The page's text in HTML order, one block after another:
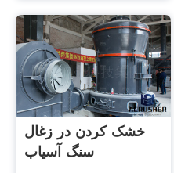
خشک کردن در زغال
سنگ آسیاب